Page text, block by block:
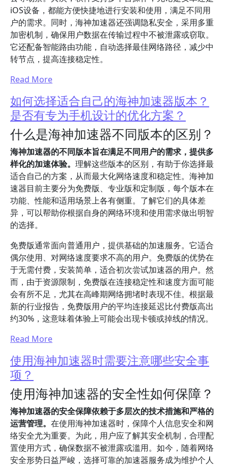
iOS设备，都能方便快捷地进行安装和使用，满足不同用
户的需求。同时，海神加速器还强调隐私安全，采用多重
加密机制，确保用户数据在传输过程中不被泄露或窃取。
它还配备智能路由功能，自动选择最佳网络路径，减少中
转节点，提高连接稳定性。
Read More
如何选择适合自己的海神加速器版本？
是否有专为手机设计的优化方案？
什么是海神加速器不同版本的区别？
海神加速器的不同版本旨在满足不同用户的需求，提供多
样化的加速体验。 理解这些版本的区别，有助于你选择最
适合自己的方案，从而最大化网络速度和稳定性。海神加
速器目前主要分为免费版、专业版和定制版，每个版本在
功能、性能和适用场景上各有侧重。了解它们的具体差
异，可以帮助你根据自身的网络环境和使用需求做出明智
的选择。
免费版通常面向普通用户，提供基础的加速服务。它适合
偶尔使用、对网络速度要求不高的用户。免费版的优势在
于无需付费，安装简单，适合初次尝试加速器的用户。然
而，由于资源限制，免费版在连接稳定性和速度方面可能
会有所不足，尤其在高峰期网络拥堵时表现不佳。根据最
新的行业报告，免费版用户的平均连接延迟比付费版高出
约30%，这意味着体验上可能会出现卡顿或掉线的情况。
Read More
使用海神加速器时需要注意哪些安全事
项？
使用海神加速器的安全性如何保障？
海神加速器的安全保障依赖于多层次的技术措施和严格的
运营管理。 在使用海神加速器时，保障个人信息安全和网
络安全尤为重要。为此，用户应了解其安全机制，合理配
置使用方式，确保数据不被泄露或滥用。如今，随着网络
安全形势日益严峻，选择可靠的加速器服务成为维护个人